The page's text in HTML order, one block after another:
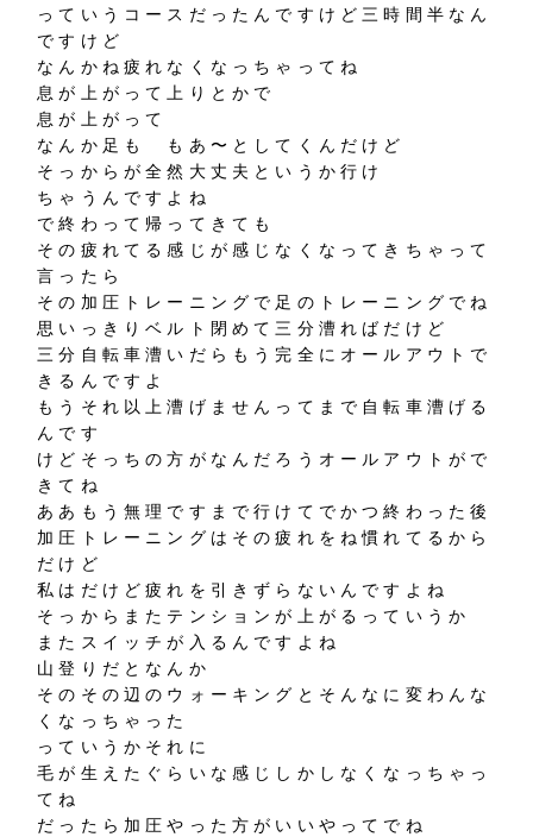
っていうコースだったんですけど三時間半なん
ですけど
なんかね疲れなくなっちゃってね
息が上がって上りとかで
息が上がって
なんか足も もあ〜としてくんだけど
そっからが全然大丈夫というか行け
ちゃうんですよね
で終わって帰ってきても
その疲れてる感じが感じなくなってきちゃって
言ったら
その加圧トレーニングで足のトレーニングでね
思いっきりベルト閉めて三分漕ればだけど
三分自転車漕いだらもう完全にオールアウトで
きるんですよ
もうそれ以上漕げませんってまで自転車漕げる
んです
けどそっちの方がなんだろうオールアウトがで
きてね
ああもう無理ですまで行けてでかつ終わった後
加圧トレーニングはその疲れをね慣れてるから
だけど
私はだけど疲れを引きずらないんですよね
そっからまたテンションが上がるっていうか
またスイッチが入るんですよね
山登りだとなんか
そのその辺のウォーキングとそんなに変わんな
くなっちゃった
っていうかそれに
毛が生えたぐらいな感じしかしなくなっちゃっ
てね
だったら加圧やった方がいいやってでね